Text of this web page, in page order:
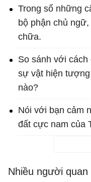
Trong số những
bộ phận chủ
chữa.
So sánh với
sự vật hiện
nào?
Nói với bạn cảm
đất cực nam của
Nhiều người quan